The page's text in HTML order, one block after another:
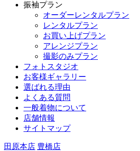
振袖プラン
オーダーレンタルプラン
レンタルプラン
お買い上げプラン
アレンジプラン
撮影のみプラン
フォトスタジオ
お客様ギャラリー
選ばれる理由
よくある質問
一般着物について
店舗情報
サイトマップ
田原本店 豊橋店